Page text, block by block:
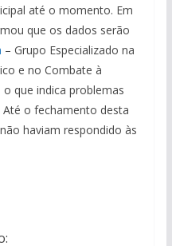
até o momento. Em
que os dados serão
– Grupo Especializado na
e no Combate à
que indica problemas
Até o fechamento desta
haviam respondido às